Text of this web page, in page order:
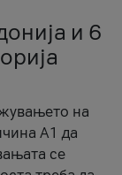
и 6
на
А1 да
се